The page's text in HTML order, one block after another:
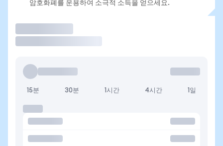
암호화폐를 운용하여 소극적 소득을 얻으세요.
15분 30분 1시간 4시간 1일